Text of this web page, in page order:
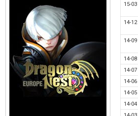
15-03
14-12
14-09
14-08
14-07
14-06
14-05
14-04